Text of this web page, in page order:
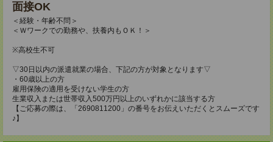
面接OK
＜経験・年齢不問＞
＜Ｗワークでの勤務や、扶養内もＯＫ！＞
※高校生不可
▽30日以内の派遣就業の場合、下記の方が対象となります▽
・60歳以上の方
雇用保険の適用を受けない学生の方
生業収入または世帯収入500万円以上のいずれかに該当する方
【ご応募の際は、「2690811200」の番号をお伝えいただくとスムーズです
♪】